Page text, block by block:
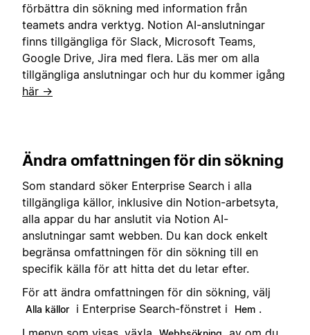
förbättra din sökning med information från
teamets andra verktyg. Notion AI-anslutningar
finns tillgängliga för Slack, Microsoft Teams,
Google Drive, Jira med flera. Läs mer om alla
tillgängliga anslutningar och hur du kommer igång
här →
Ändra omfattningen för din sökning
Som standard söker Enterprise Search i alla
tillgängliga källor, inklusive din Notion-arbetsyta,
alla appar du har anslutit via Notion AI-
anslutningar samt webben. Du kan dock enkelt
begränsa omfattningen för din sökning till en
specifik källa för att hitta det du letar efter.
För att ändra omfattningen för din sökning, välj
Alla källor i Enterprise Search-fönstret i Hem .